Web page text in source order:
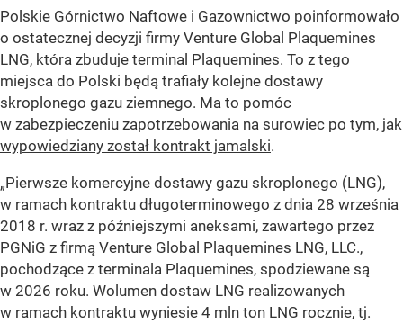
Polskie Górnictwo Naftowe i Gazownictwo poinformowało
o ostatecznej decyzji firmy Venture Global Plaquemines
LNG, która zbuduje terminal Plaquemines. To z tego
miejsca do Polski będą trafiały kolejne dostawy
skroplonego gazu ziemnego. Ma to pomóc
w zabezpieczeniu zapotrzebowania na surowiec po tym, jak
wypowiedziany został kontrakt jamalski.
„Pierwsze komercyjne dostawy gazu skroplonego (LNG),
w ramach kontraktu długoterminowego z dnia 28 września
2018 r. wraz z późniejszymi aneksami, zawartego przez
PGNiG z firmą Venture Global Plaquemines LNG, LLC.,
pochodzące z terminala Plaquemines, spodziewane są
w 2026 roku. Wolumen dostaw LNG realizowanych
w ramach kontraktu wyniesie 4 mln ton LNG rocznie, tj.